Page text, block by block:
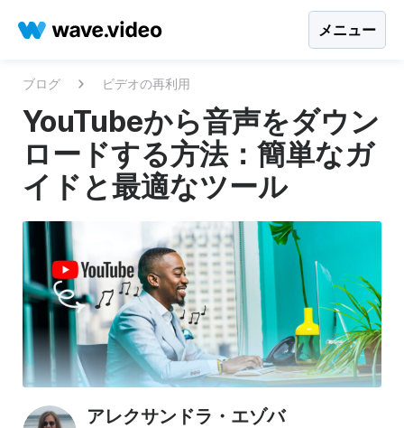
メニュー
ブログ ビデオの再利用
YouTubeから音声をダウン
ロードする方法：簡単なガ
イドと最適なツール
アレクサンドラ・エゾバ